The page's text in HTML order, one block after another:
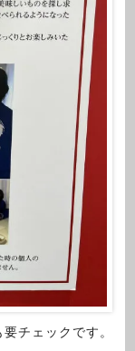
チェックです。